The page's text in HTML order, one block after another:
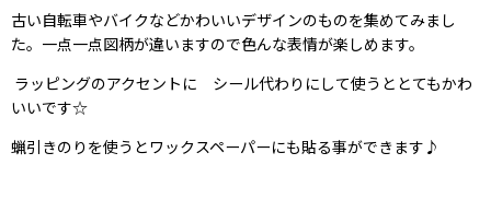
古い自転車やバイクなどかわいいデザインのものを集めてみまし
た。一点一点図柄が違いますので色んな表情が楽しめます。
ラッピングのアクセントに シール代わりにして使うととてもかわ
いいです☆
蝋引きのりを使うとワックスペーパーにも貼る事ができます♪